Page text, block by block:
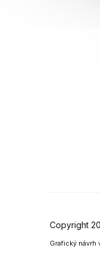
Copyright
Grafický návrh